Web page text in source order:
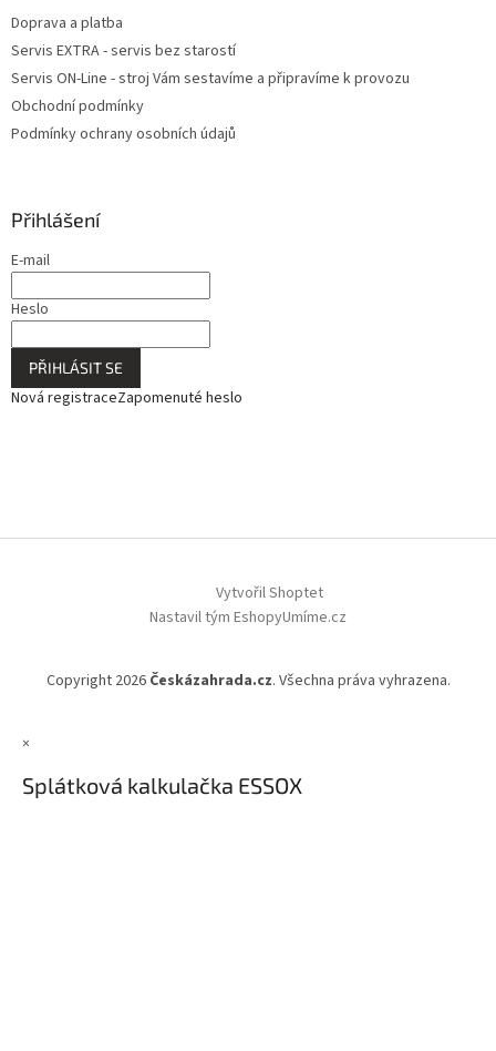
Doprava a platba
Servis EXTRA - servis bez starostí
Servis ON-Line - stroj Vám sestavíme a připravíme k provozu
Obchodní podmínky
Podmínky ochrany osobních údajů
Přihlášení
E-mail
Heslo
PŘIHLÁSIT SE
Nová registraceZapomenuté heslo
Vytvořil Shoptet
Nastavil tým EshopyUmíme.cz
Copyright 2026 Českázahrada.cz. Všechna práva vyhrazena.
×
Splátková kalkulačka ESSOX